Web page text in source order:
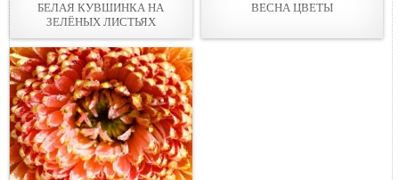
БЕЛАЯ КУВШИНКА НА
ЗЕЛЁНЫХ ЛИСТЬЯХ
ВЕСНА ЦВЕТЫ